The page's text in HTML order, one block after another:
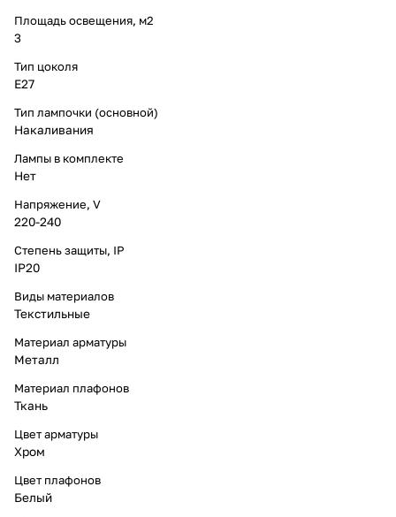
Площадь освещения, м2
3
Тип цоколя
E27
Тип лампочки (основной)
Накаливания
Лампы в комплекте
Нет
Напряжение, V
220-240
Степень защиты, IP
IP20
Виды материалов
Текстильные
Материал арматуры
Металл
Материал плафонов
Ткань
Цвет арматуры
Хром
Цвет плафонов
Белый